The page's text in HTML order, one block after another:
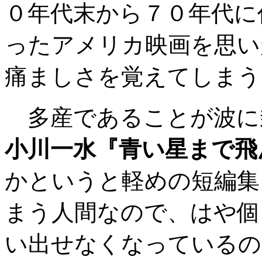
０年代末から７０年代
ったアメリカ映画を思
痛ましさを覚えてしま
多産であることが波
小川一水『青い星まで
かというと軽めの短編
まう人間なので、はや
い出せなくなっている